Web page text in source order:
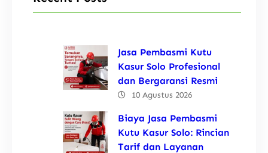
Jasa Pembasmi Kutu
Kasur Solo Profesional
dan Bergaransi Resmi
10 Agustus 2026
Biaya Jasa Pembasmi
Kutu Kasur Solo: Rincian
Tarif dan Layanan